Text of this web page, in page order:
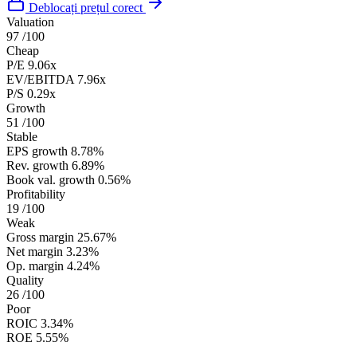
Deblocați prețul corect
Valuation
97 /100
Cheap
P/E 9.06x
EV/EBITDA 7.96x
P/S 0.29x
Growth
51 /100
Stable
EPS growth 8.78%
Rev. growth 6.89%
Book val. growth 0.56%
Profitability
19 /100
Weak
Gross margin 25.67%
Net margin 3.23%
Op. margin 4.24%
Quality
26 /100
Poor
ROIC 3.34%
ROE 5.55%